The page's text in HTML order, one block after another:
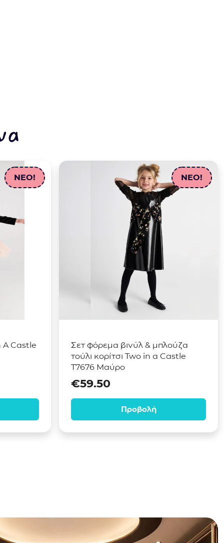
NEO!
A Castle
NEO!
Σετ φόρεμα βινύλ & μπλούζα
τούλι κορίτσι Two in a Castle
T7676 Μαύρο
€59.50
Προβολή